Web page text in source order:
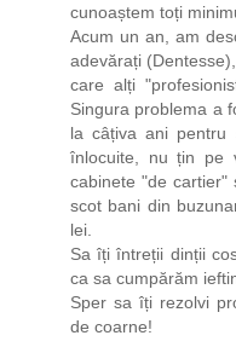
cunoaștem toți
Acum un an, am
adevărați
care alți
Singura problema a
la câțiva ani pentru
înlocuite, nu țin pe
cabinete "de
scot bani din
lei.
Sa îți întreții dinții
ca sa cumpărăm
Sper sa îți rezolvi
de coarne!